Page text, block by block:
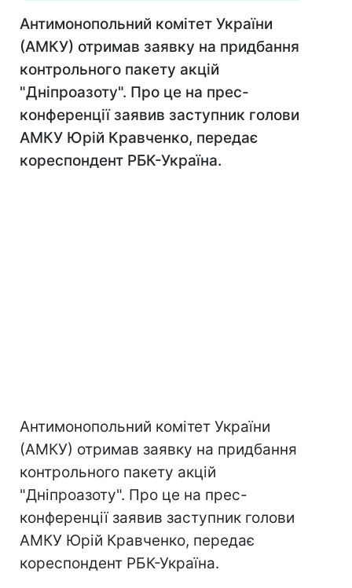
Антимонопольний комітет України
(АМКУ) отримав заявку на придбання
контрольного пакету акцій
"Дніпроазоту". Про це на прес-
конференції заявив заступник голови
АМКУ Юрій Кравченко, передає
кореспондент РБК-Україна.
Антимонопольний комітет України
(АМКУ) отримав заявку на придбання
контрольного пакету акцій
"Дніпроазоту". Про це на прес-
конференції заявив заступник голови
АМКУ Юрій Кравченко, передає
кореспондент РБК-Україна.